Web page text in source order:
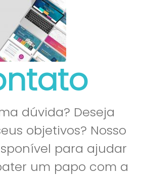
dúvida? Deseja
objetivos? Nosso
para ajudar
um papo com a